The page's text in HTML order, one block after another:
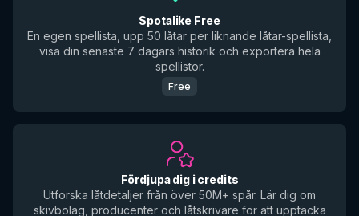
Spotalike Free
En egen spellista, upp 50 låtar per liknande låtar-spellista,
visa din senaste 7 dagars historik och exportera hela
spellistor.
Free
Fördjupa dig i credits
Utforska låtdetaljer från över 50M+ spår. Lär dig om
skivbolag, producenter och låtskrivare för att upptäcka